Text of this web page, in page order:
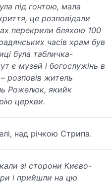
під гонтою, мала
це розповідали
перекрили бляхою 100
часів храм був
була табличка-
є музей і богослужінь в
розповів житель
Рожелюк, якийк
церкви.
над річкою Стрипа.
зі сторони Києво-
і прийшли на цю